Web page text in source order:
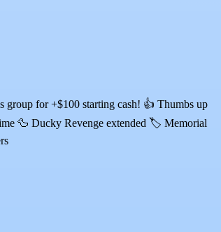
group for +$100 starting cash! 👍 Thumbs up
🦆 Ducky Revenge extended 🏷️ Memorial